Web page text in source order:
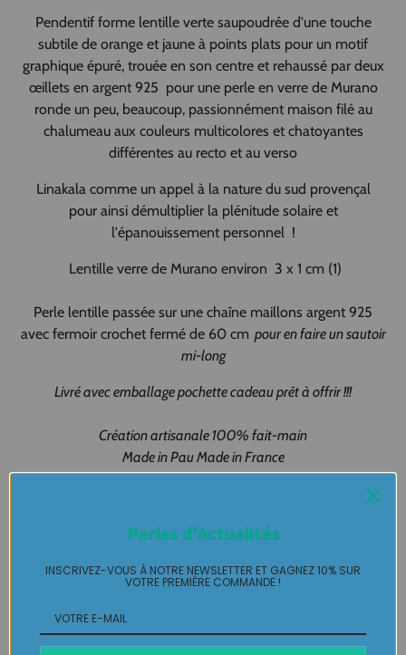
Pendentif forme lentille verte saupoudrée d'une touche
subtile de orange et jaune à points plats pour un motif
graphique épuré, trouée en son centre et rehaussé par deux
œillets en argent 925 pour une perle en verre de Murano
ronde un peu, beaucoup, passionnément maison filé au
chalumeau aux couleurs multicolores et chatoyantes
différentes au recto et au verso
Linakala comme un appel à la nature du sud provençal
pour ainsi démultiplier la plénitude solaire et
l'épanouissement personnel !
Lentille verre de Murano environ 3 x 1 cm (1)
Perle lentille passée sur une chaîne maillons argent 925
avec fermoir crochet fermé de 60 cm pour en faire un sautoir
mi-long
Livré avec emballage pochette cadeau prêt à offrir !!!
Création artisanale 100% fait-main
Made in Pau Made in France
Pendentif Lentille Murano pièce unique LABELLE IKEYA : du
jamais vu, jamais porté que par celle qui l'adopte et s'en pare
….
Plaisir de Créer, Désir de Plaire !
Perles d'Actualités
INSCRIVEZ-VOUS À NOTRE NEWSLETTER ET GAGNEZ 10% SUR
VOTRE PREMIÈRE COMMANDE !